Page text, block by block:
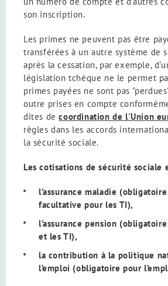
son inscription.
Les primes ne peuvent pas être
transférées à un autre système de
après la cessation, par exemple,
législation tchèque ne le permet
primes payées ne sont pas
outre prises en compte
dites de coordination de l'Union
règles dans les accords
la sécurité sociale.
Les cotisations de sécurité sociale
l’assurance maladie
facultative pour les TI),
l’assurance pension
et les TI),
la contribution à la politique
l’emploi (obligatoire pour